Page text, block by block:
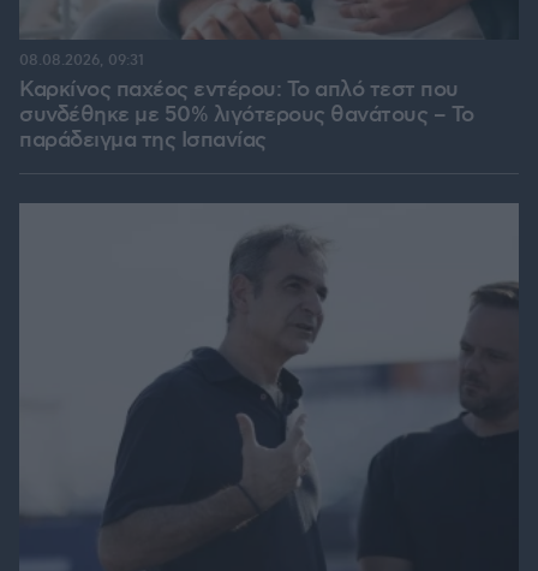
Καρκίνος παχέος εντέρου: Το απλό τεστ που
συνδέθηκε με 50% λιγότερους θανάτους – Το
παράδειγμα της Ισπανίας
08.08.2026, 09:31